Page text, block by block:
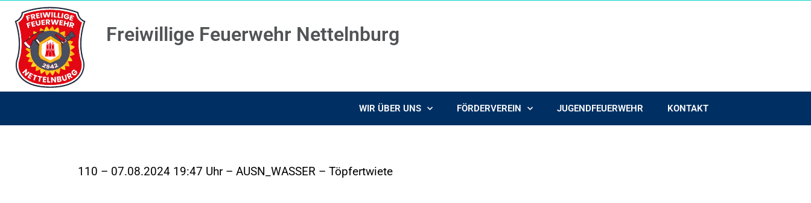
Freiwillige Feuerwehr Nettelnburg
WIR ÜBER UNS FÖRDERVEREIN JUGENDFEUERWEHR KONTAKT
110 – 07.08.2024 19:47 Uhr – AUSN_WASSER – Töpfertwiete